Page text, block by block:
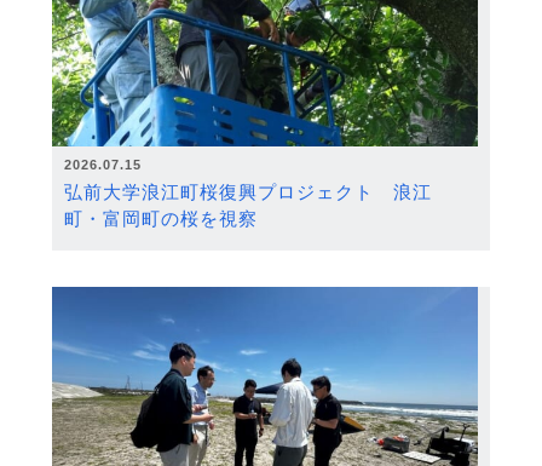
2026.07.15
弘前大学浪江町桜復興プロジェクト 浪江
町・富岡町の桜を視察